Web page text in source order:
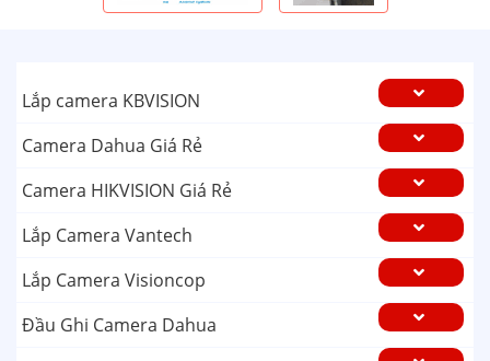
Lắp camera KBVISION
Camera Dahua Giá Rẻ
Camera HIKVISION Giá Rẻ
Lắp Camera Vantech
Lắp Camera Visioncop
Đầu Ghi Camera Dahua